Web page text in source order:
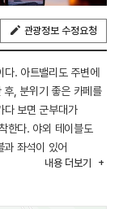
관광정보 수정요청
다. 아트밸리도 주변에
후, 분위기 좋은 카페를
다 보면 군부대가
한다. 야외 테이블도
과 좌석이 있어
있다. 카페에
내용 더보기